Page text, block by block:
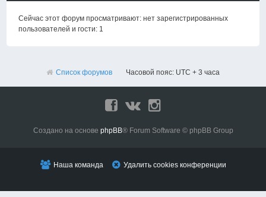
Сейчас этот форум просматривают: нет зарегистрированных
пользователей и гости: 1
Список форумов Часовой пояс: UTC + 3 часа
Создано на основе phpBB® Forum Software © phpBB Group
Наша команда Удалить cookies конференции